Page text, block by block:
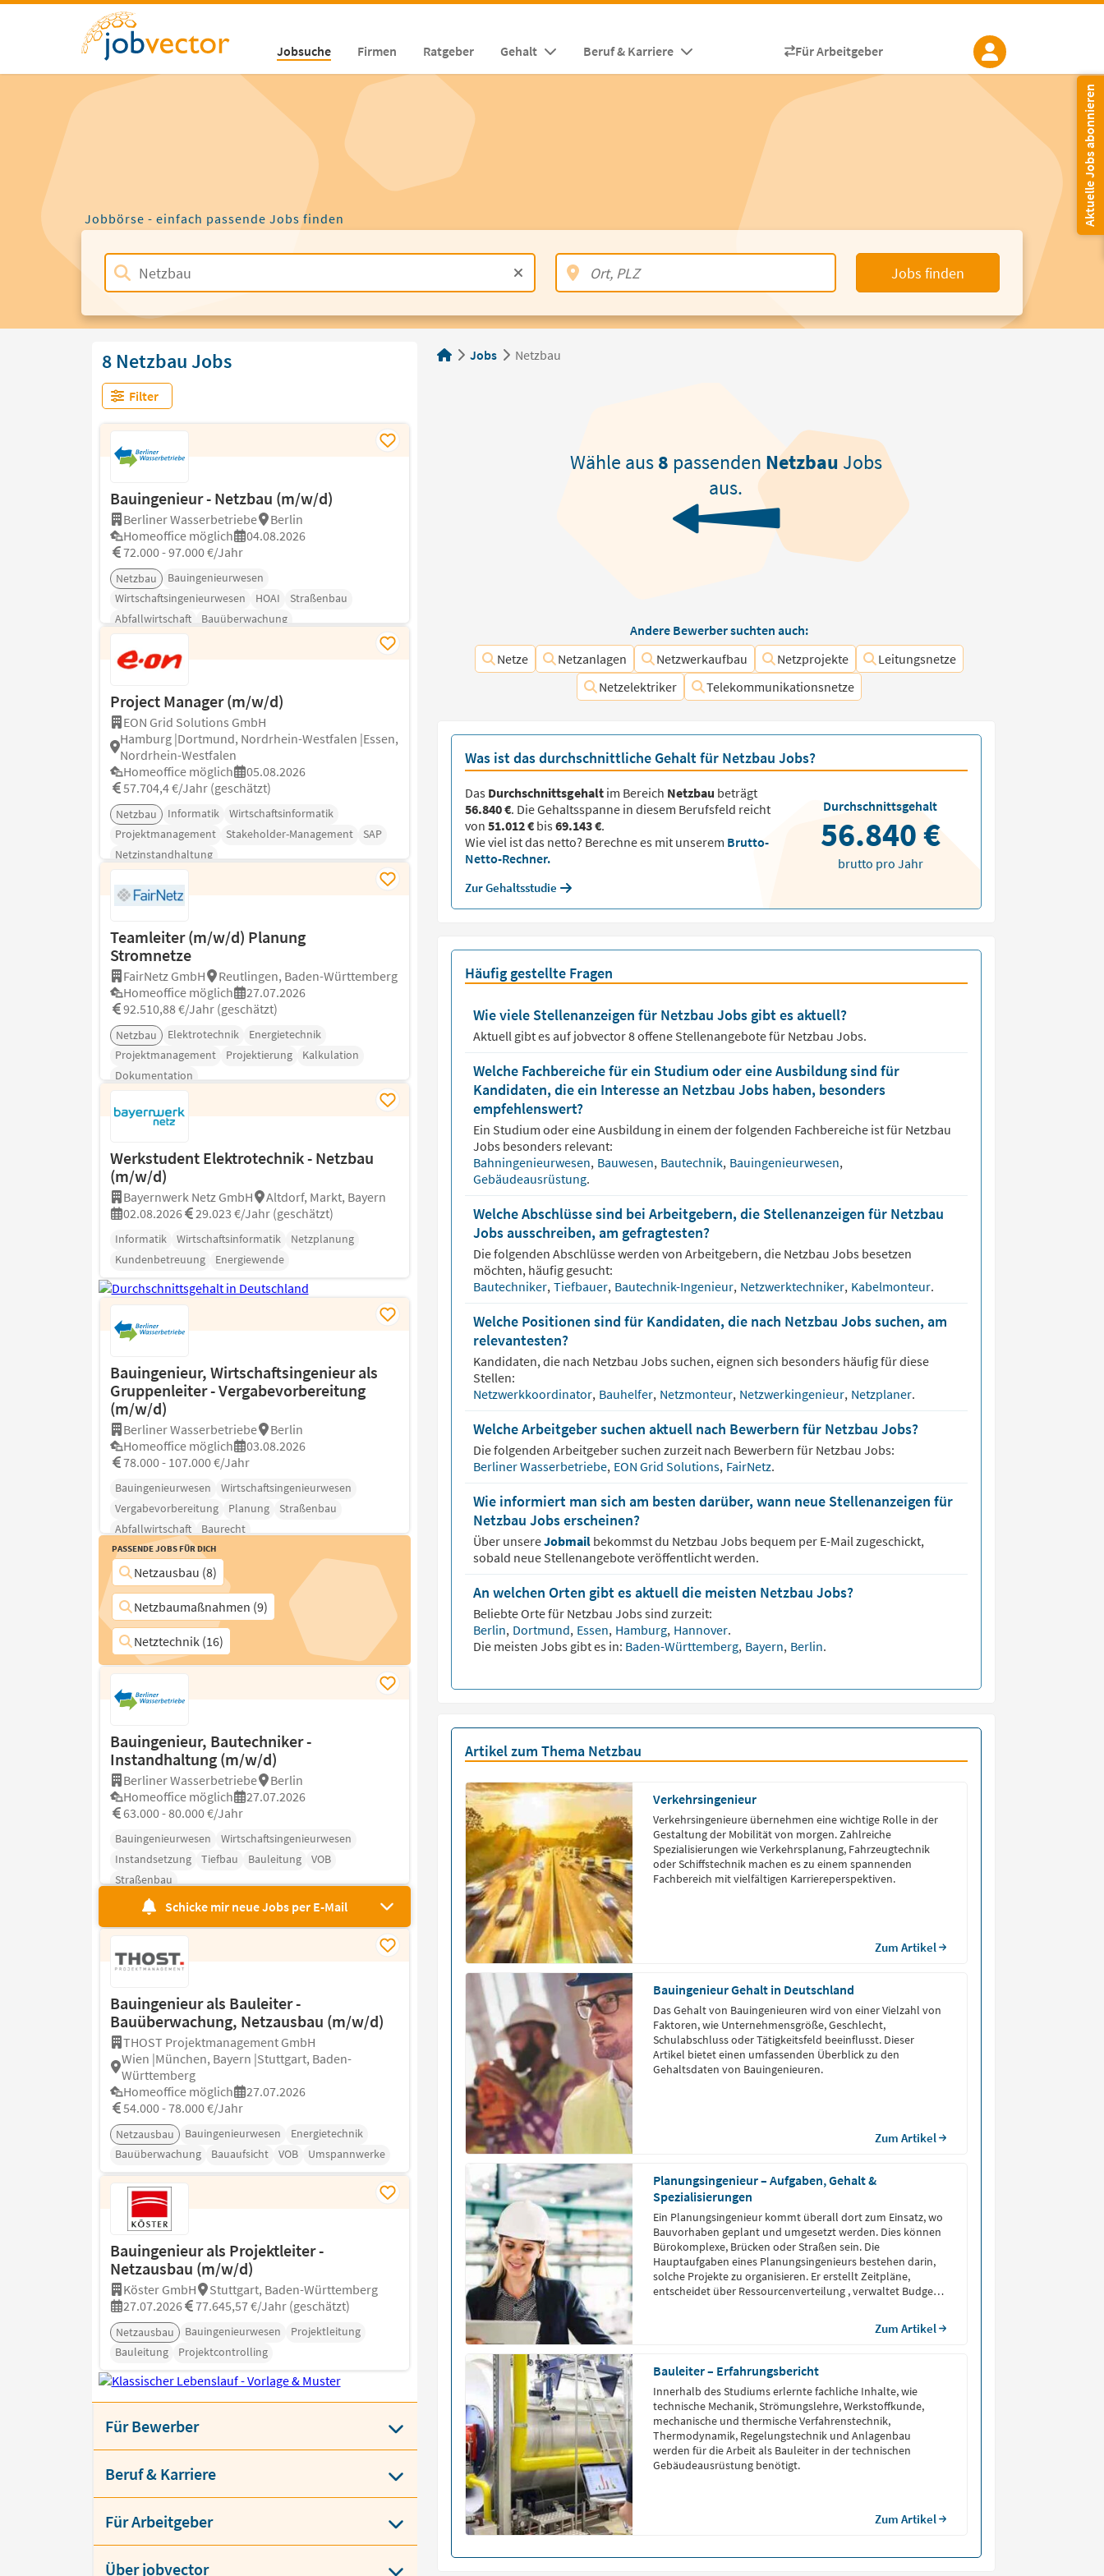
Jobsuche Firmen Ratgeber Gehalt Beruf & Karriere Für Arbeitgeber
Aktuelle Jobs abonnieren
Jobbörse - einfach passende Jobs finden
Jobs finden
8 Netzbau Jobs
Filter
Bauingenieur - Netzbau (m/w/d)
Berliner Wasserbetriebe
Berlin
Homeoffice möglich
04.08.2026
72.000 - 97.000 €/Jahr
Netzbau
Bauingenieurwesen
Wirtschaftsingenieurwesen
HOAI
Straßenbau
Abfallwirtschaft
Bauüberwachung
Project Manager (m/w/d)
EON Grid Solutions GmbH
Hamburg |Dortmund, Nordrhein-Westfalen |Essen,
Nordrhein-Westfalen
Homeoffice möglich
05.08.2026
57.704,4 €/Jahr (geschätzt)
Netzbau Informatik
Wirtschaftsinformatik
Projektmanagement
Stakeholder-Management
SAP
Netzinstandhaltung
Teamleiter (m/w/d) Planung
Stromnetze
FairNetz GmbH
Reutlingen, Baden-Württemberg
Homeoffice möglich
27.07.2026
92.510,88 €/Jahr (geschätzt)
Netzbau Elektrotechnik
Energietechnik
Projektmanagement
Projektierung
Kalkulation
Dokumentation
Werkstudent Elektrotechnik - Netzbau
(m/w/d)
Bayernwerk Netz GmbH
Altdorf, Markt, Bayern
02.08.2026
29.023 €/Jahr (geschätzt)
Informatik Wirtschaftsinformatik
Netzplanung
Kundenbetreuung
Energiewende
Bauingenieur, Wirtschaftsingenieur als
Gruppenleiter - Vergabevorbereitung
(m/w/d)
Berliner Wasserbetriebe
Berlin
Homeoffice möglich
03.08.2026
78.000 - 107.000 €/Jahr
Bauingenieurwesen
Wirtschaftsingenieurwesen
Vergabevorbereitung
Planung
Straßenbau
Abfallwirtschaft
Baurecht
Passende Jobs für Dich
Netzausbau (8)
Netzbaumaßnahmen (9)
Netztechnik (16)
Bauingenieur, Bautechniker -
Instandhaltung (m/w/d)
Berliner Wasserbetriebe
Berlin
Homeoffice möglich
27.07.2026
63.000 - 80.000 €/Jahr
Bauingenieurwesen
Wirtschaftsingenieurwesen
Instandsetzung
Tiefbau Bauleitung
VOB
Straßenbau
Schicke mir neue Jobs per E-Mail
Bauingenieur als Bauleiter -
Bauüberwachung, Netzausbau (m/w/d)
THOST Projektmanagement GmbH
Wien |München, Bayern |Stuttgart, Baden-
Württemberg
Homeoffice möglich
27.07.2026
54.000 - 78.000 €/Jahr
Netzausbau Bauingenieurwesen
Energietechnik
Bauüberwachung
Bauaufsicht VOB Umspannwerke
Bauingenieur als Projektleiter -
Netzausbau (m/w/d)
Köster GmbH
Stuttgart, Baden-Württemberg
27.07.2026
77.645,57 €/Jahr (geschätzt)
Netzausbau Bauingenieurwesen
Projektleitung
Bauleitung
Projektcontrolling
Für Bewerber
Beruf & Karriere
Für Arbeitgeber
Über jobvector
Jobs Netzbau
Wähle aus8 passenden Netzbau Jobs
aus.
Andere Bewerber suchten auch:
Netze
Netzanlagen Netzwerkaufbau Netzprojekte
Leitungsnetze
Netzelektriker
Telekommunikationsnetze
Was ist das durchschnittliche Gehalt für Netzbau Jobs?
Das Durchschnittsgehaltim Bereich Netzbau beträgt
56.840 €. Die Gehaltsspanne in diesem Berufsfeld reicht
von 51.012 €bis69.143 €.
Wie viel ist das netto? Berechne es mit unserem Brutto-
Netto-Rechner.
Zur Gehaltsstudie
Durchschnittsgehalt
56.840 €
brutto pro Jahr
Häufig gestellte Fragen
Wie viele Stellenanzeigen für Netzbau Jobs gibt es aktuell?
Aktuell gibt es auf jobvector8offene Stellenangebote für Netzbau Jobs.
Welche Fachbereiche für ein Studium oder eine Ausbildung sind für
Kandidaten, die ein Interesse an Netzbau Jobs haben, besonders
empfehlenswert?
Ein Studium oder eine Ausbildung in einem der folgenden Fachbereiche ist für Netzbau
Jobs besonders relevant:
Bahningenieurwesen, Bauwesen, Bautechnik, Bauingenieurwesen,
Gebäudeausrüstung.
Welche Abschlüsse sind bei Arbeitgebern, die Stellenanzeigen für Netzbau
Jobs ausschreiben, am gefragtesten?
Die folgenden Abschlüsse werden von Arbeitgebern, die Netzbau Jobs besetzen
möchten, häufig gesucht:
Bautechniker, Tiefbauer, Bautechnik-Ingenieur, Netzwerktechniker, Kabelmonteur.
Welche Positionen sind für Kandidaten, die nach Netzbau Jobs suchen, am
relevantesten?
Kandidaten, die nach Netzbau Jobs suchen, eignen sich besonders häufig für diese
Stellen:
Netzwerkkoordinator, Bauhelfer, Netzmonteur, Netzwerkingenieur, Netzplaner.
Welche Arbeitgeber suchen aktuell nach Bewerbern für Netzbau Jobs?
Die folgenden Arbeitgeber suchen zurzeit nach Bewerbern für Netzbau Jobs:
Berliner Wasserbetriebe, EON Grid Solutions, FairNetz.
Wie informiert man sich am besten darüber, wann neue Stellenanzeigen für
Netzbau Jobs erscheinen?
Über unsereJobmail bekommst du Netzbau Jobs bequem per E-Mail zugeschickt,
sobald neue Stellenangebote veröffentlicht werden.
An welchen Orten gibt es aktuell die meisten Netzbau Jobs?
Beliebte Orte für Netzbau Jobs sind zurzeit:
Berlin, Dortmund, Essen, Hamburg, Hannover.
Die meisten Jobs gibt es in: Baden-Württemberg, Bayern, Berlin.
Artikel zum Thema Netzbau
Verkehrsingenieur
Verkehrsingenieure übernehmen eine wichtige Rolle in der
Gestaltung der Mobilität von morgen. Zahlreiche
Spezialisierungen wie Verkehrsplanung, Fahrzeugtechnik
oder Schiffstechnik machen es zu einem spannenden
Fachbereich mit vielfältigen Karriereperspektiven.
Zum Artikel
Bauingenieur Gehalt in Deutschland
Das Gehalt von Bauingenieuren wird von einer Vielzahl von
Faktoren, wie Unternehmensgröße, Geschlecht,
Schulabschluss oder Tätigkeitsfeld beeinflusst. Dieser
Artikel bietet einen umfassenden Überblick zu den
Gehaltsdaten von Bauingenieuren.
Zum Artikel
Planungsingenieur – Aufgaben, Gehalt &
Spezialisierungen
Ein Planungsingenieur kommt überall dort zum Einsatz, wo
Bauvorhaben geplant und umgesetzt werden. Dies können
Bürokomplexe, Brücken oder Straßen sein. Die
Hauptaufgaben eines Planungsingenieurs bestehen darin,
solche Projekte zu organisieren. Er erstellt Zeitpläne,
entscheidet über Ressourcenverteilung , verwaltet Budgets
Bachelorabschluss in Bauingenieurwesen oderZum Artikel
Bauleiter – Erfahrungsbericht
Innerhalb des Studiums erlernte fachliche Inhalte, wie
technische Mechanik, Strömungslehre, Werkstoffkunde,
mechanische und thermische Verfahrenstechnik,
Thermodynamik, Regelungstechnik und Anlagenbau
werden für die Arbeit als Bauleiter in der technischen
Gebäudeausrüstung benötigt.
Zum Artikel